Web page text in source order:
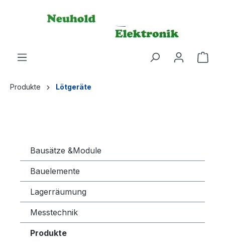
Produkte Lötgeräte
Bausätze &Module
Bauelemente
Lagerräumung
Messtechnik
Produkte